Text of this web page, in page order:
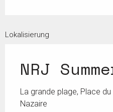
Lokalisierung
NRJ
La grande plage, Place
Nazaire